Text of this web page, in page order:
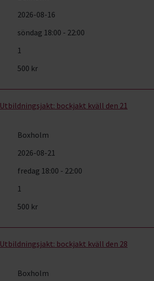
2026-08-16
söndag 18:00 - 22:00
1
500 kr
Utbildningsjakt: bockjakt kväll den 21
Boxholm
2026-08-21
fredag 18:00 - 22:00
1
500 kr
Utbildningsjakt: bockjakt kväll den 28
Boxholm